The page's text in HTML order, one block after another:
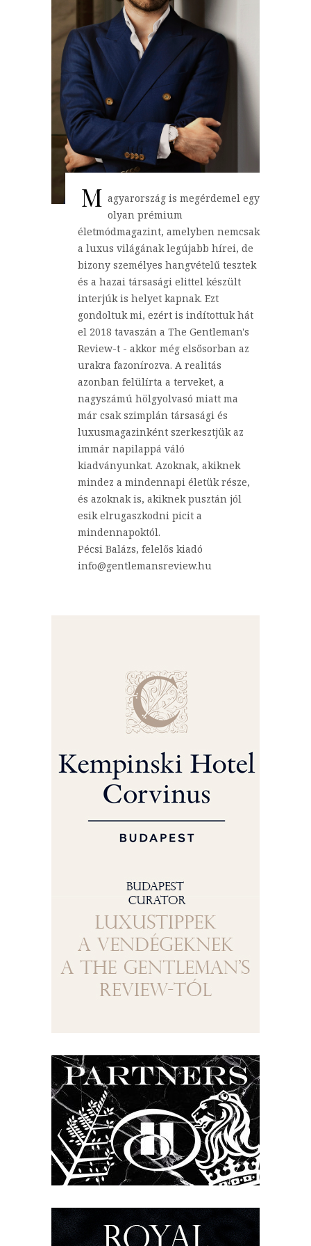
M agyarország is megérdemel egy
olyan prémium
életmódmagazint, amelyben nemcsak
a luxus világának legújabb hírei, de
bizony személyes hangvételű tesztek
és a hazai társasági elittel készült
interjúk is helyet kapnak. Ezt
gondoltuk mi, ezért is indítottuk hát
el 2018 tavaszán a The Gentleman's
Review-t - akkor még elsősorban az
urakra fazonírozva. A realitás
azonban felülírta a terveket, a
nagyszámú hölgyolvasó miatt ma
már csak szimplán társasági és
luxusmagazinként szerkesztjük az
immár napilappá váló
kiadványunkat. Azoknak, akiknek
mindez a mindennapi életük része,
és azoknak is, akiknek pusztán jól
esik elrugaszkodni picit a
mindennapoktól.
Pécsi Balázs, felelős kiadó
info@gentlemansreview.hu